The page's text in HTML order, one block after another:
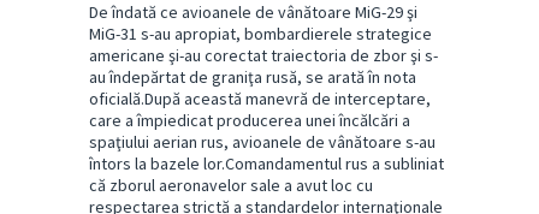
De îndată ce avioanele de vânătoare MiG-29 şi
MiG-31 s-au apropiat, bombardierele strategice
americane şi-au corectat traiectoria de zbor şi s-
au îndepărtat de graniţa rusă, se arată în nota
oficială.După această manevră de interceptare,
care a împiedicat producerea unei încălcări a
spaţiului aerian rus, avioanele de vânătoare s-au
întors la bazele lor.Comandamentul rus a subliniat
că zborul aeronavelor sale a avut loc cu
respectarea strictă a standardelor internaţionale